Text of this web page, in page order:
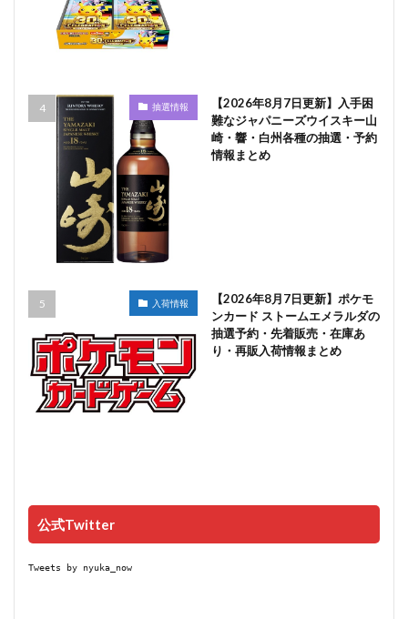
抽選情報
【2026年8月7日更新】入手困
難なジャパニーズウイスキー山
崎・響・白州各種の抽選・予約
情報まとめ
入荷情報
【2026年8月7日更新】ポケモ
ンカード ストームエメラルダの
抽選予約・先着販売・在庫あ
り・再販入荷情報まとめ
公式Twitter
Tweets by nyuka_now